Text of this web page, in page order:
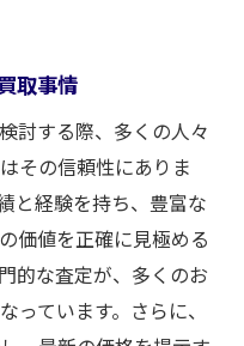
取事情
討する際、多くの人々
その信頼性にありま
と経験を持ち、豊富な
価値を正確に見極める
的な査定が、多くのお
っています。さらに、